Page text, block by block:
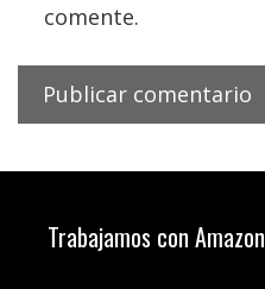
comente.
Trabajamos con Amazon